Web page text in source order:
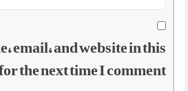
email, and website in this
the next time I comment.